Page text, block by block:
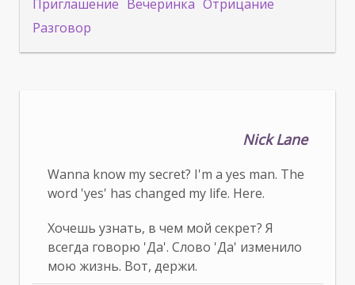
Приглашение Вечеринка Отрицание
Разговор
Nick Lane
Wanna know my secret? I'm a yes man. The
word 'yes' has changed my life. Here.
Хочешь узнать, в чем мой секрет? Я
всегда говорю 'Да'. Слово 'Да' изменило
мою жизнь. Вот, держи.